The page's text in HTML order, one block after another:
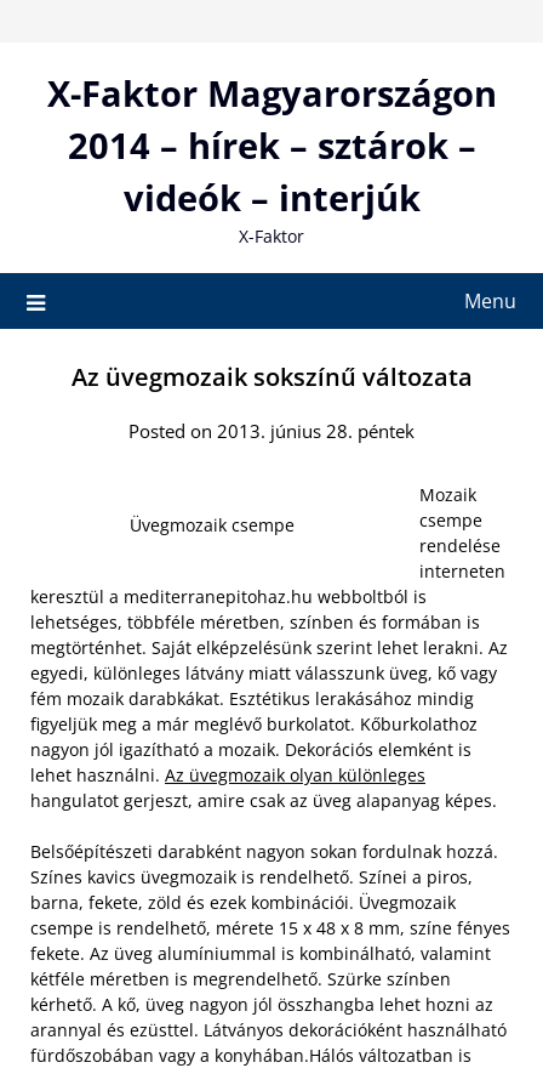
contentX-Faktor Magyarországon
2014 – hírek – sztárok –
videók – interjúk
X-Faktor
Menu
Az üvegmozaik sokszínű változata
Posted on 2013. június 28. péntek
Üvegmozaik csempe
Mozaik
csempe
rendelése
interneten
keresztül a mediterranepitohaz.hu webboltból is
lehetséges, többféle méretben, színben és formában is
megtörténhet. Saját elképzelésünk szerint lehet lerakni. Az
egyedi, különleges látvány miatt válasszunk üveg, kő vagy
fém mozaik darabkákat. Esztétikus lerakásához mindig
figyeljük meg a már meglévő burkolatot. Kőburkolathoz
nagyon jól igazítható a mozaik. Dekorációs elemként is
lehet használni. Az üvegmozaik olyan különleges
hangulatot gerjeszt, amire csak az üveg alapanyag képes.
Belsőépítészeti darabként nagyon sokan fordulnak hozzá.
Színes kavics üvegmozaik is rendelhető. Színei a piros,
barna, fekete, zöld és ezek kombinációi. Üvegmozaik
csempe is rendelhető, mérete 15 x 48 x 8 mm, színe fényes
fekete. Az üveg alumíniummal is kombinálható, valamint
kétféle méretben is megrendelhető. Szürke színben
kérhető. A kő, üveg nagyon jól összhangba lehet hozni az
arannyal és ezüsttel. Látványos dekorációként használható
fürdőszobában vagy a konyhában.Hálós változatban is